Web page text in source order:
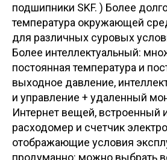
подшипники SKF. ) Более
температура окружающей
для различных суровых
Более интеллектуальный:
постоянная температура и
выходное давление,
и управление + удаленный
Интернет вещей, встроенный
расходомер и счетчик
отображающие условия
продуманно: можно выбрать